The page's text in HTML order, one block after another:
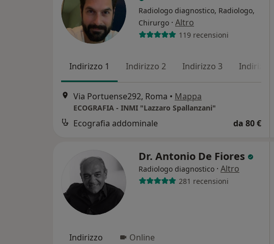
Radiologo diagnostico, Radiologo,
Chirurgo · Altro
119 recensioni
Indirizzo 1 Indirizzo 2 Indirizzo 3 Indirizzo 4
Via Portuense292, Roma • Mappa
ECOGRAFIA - INMI "Lazzaro Spallanzani"
Ecografia addominale da 80 €
Dr. Antonio De Fiores
Radiologo diagnostico · Altro
281 recensioni
Indirizzo Online